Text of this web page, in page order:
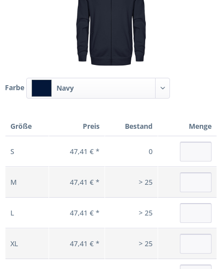
Farbe Navy
Größe Preis Bestand Menge
S 47,41 € * 0
M 47,41 € * > 25
L 47,41 € * > 25
XL 47,41 € * > 25